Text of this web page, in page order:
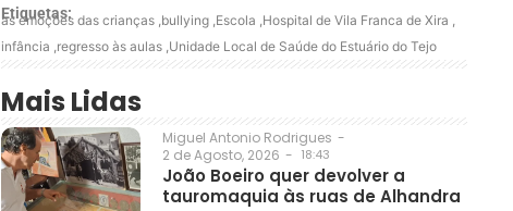
Etiquetas:
as emoções das crianças ,bullying ,Escola ,Hospital de Vila Franca de Xira ,
infância ,regresso às aulas ,Unidade Local de Saúde do Estuário do Tejo
Mais Lidas
Miguel Antonio Rodrigues -
2 de Agosto, 2026 - 18:43
João Boeiro quer devolver a
tauromaquia às ruas de Alhandra